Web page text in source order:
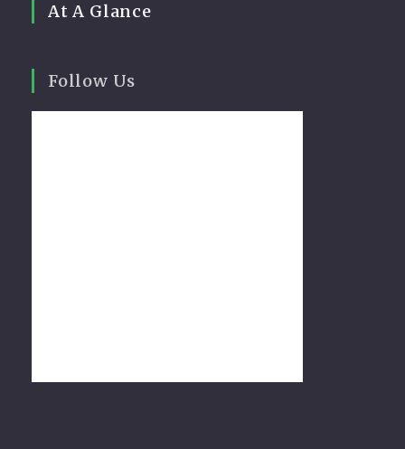
At A Glance
Follow Us